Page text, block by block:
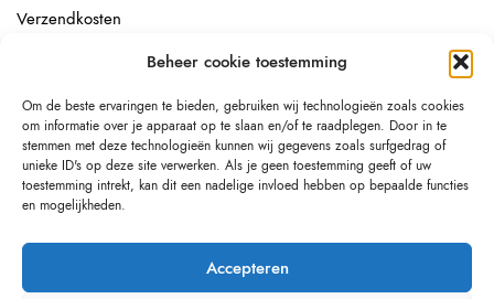
Beheer cookie toestemming
Om de beste ervaringen te bieden, gebruiken wij technologieën zoals cookies
om informatie over je apparaat op te slaan en/of te raadplegen. Door in te
stemmen met deze technologieën kunnen wij gegevens zoals surfgedrag of
unieke ID's op deze site verwerken. Als je geen toestemming geeft of uw
toestemming intrekt, kan dit een nadelige invloed hebben op bepaalde functies
en mogelijkheden.
Accepteren
Verzendkosten
Afgemonteerd laten bezorgen
Drop-shipping
Link building